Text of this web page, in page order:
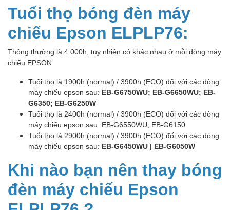
Tuổi thọ bóng đèn máy
chiếu Epson ELPLP76:
Thông thường là 4.000h, tuy nhiên có khác nhau ở mỗi dòng máy
chiếu EPSON
Tuổi thọ là 1900h (normal) / 3900h (ECO) đối với các dòng
máy chiếu epson sau: EB-G6750WU; EB-G6650WU; EB-
G6350; EB-G6250W
Tuổi thọ là 2400h (normal) / 3900h (ECO) đối với các dòng
máy chiếu epson sau: EB-G6550WU; EB-G6150
Tuổi thọ là 2900h (normal) / 3900h (ECO) đối với các dòng
máy chiếu epson sau: EB-G6450WU | EB-G6050W
Khi nào bạn nên thay bóng
đèn máy chiếu Epson